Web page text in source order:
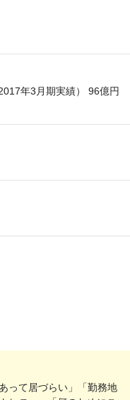
年3月期実績） 96億円
って居づらい」「勤務地